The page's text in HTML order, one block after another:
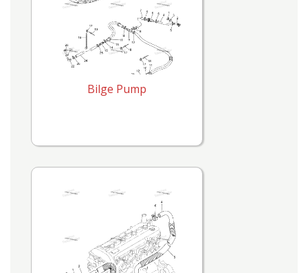
Bilge Pump